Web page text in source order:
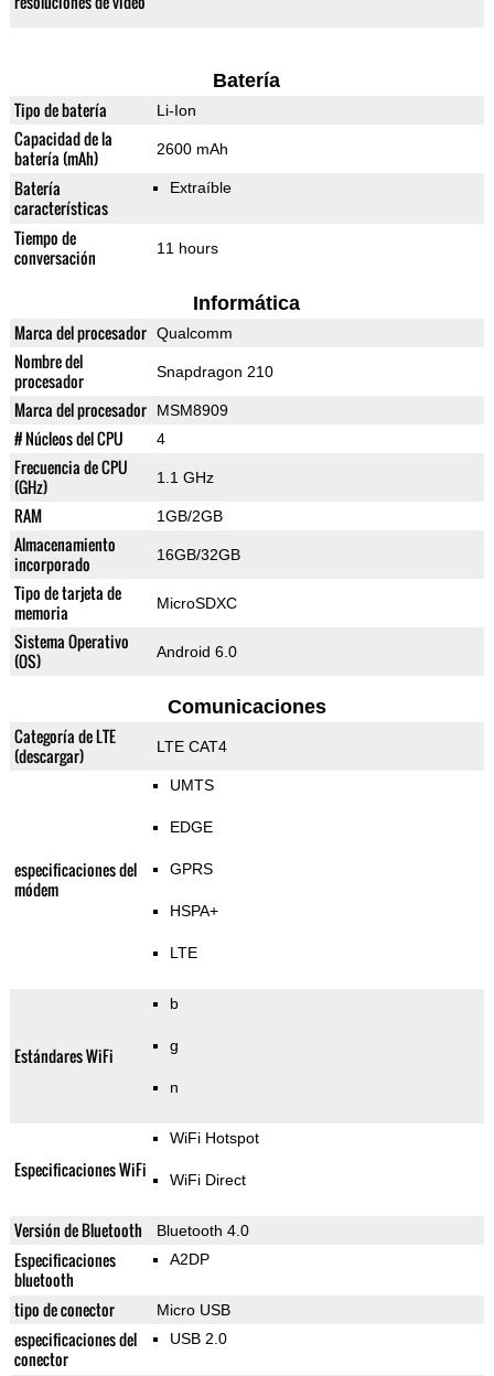
Batería
Tipo de batería Li-Ion
Capacidad de la
batería (mAh)
2600 mAh
Batería
características
Extraíble
Tiempo de
conversación
11 hours
Informática
Marca del procesador Qualcomm
Nombre del
procesador
Snapdragon 210
Marca del procesador MSM8909
# Núcleos del CPU 4
Frecuencia de CPU
(GHz)
1.1 GHz
RAM 1GB/2GB
Almacenamiento
incorporado
16GB/32GB
Tipo de tarjeta de
memoria
MicroSDXC
Sistema Operativo
(OS)
Android 6.0
Comunicaciones
Categoría de LTE
(descargar)
LTE CAT4
especificaciones del
módem
UMTS
EDGE
GPRS
HSPA+
LTE
Estándares WiFi
b
g
n
Especificaciones WiFi
WiFi Hotspot
WiFi Direct
Versión de Bluetooth Bluetooth 4.0
Especificaciones
bluetooth
A2DP
tipo de conector Micro USB
especificaciones del
conector
USB 2.0